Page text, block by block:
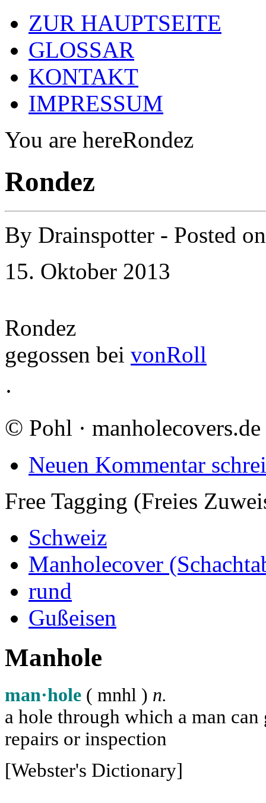
ZUR HAUPTSEITE
GLOSSAR
KONTAKT
IMPRESSUM
You are hereRondez
Rondez
By Drainspotter - Posted
15. Oktober 2013
Rondez
gegossen bei vonRoll
·
© Pohl · manholecovers.de
Neuen Kommentar
Free Tagging (Freies
Schweiz
Manholecover
rund
Gußeisen
Manhole
man·hole ( mnhl ) n.
a hole through which a man
repairs or inspection
[Webster's Dictionary]